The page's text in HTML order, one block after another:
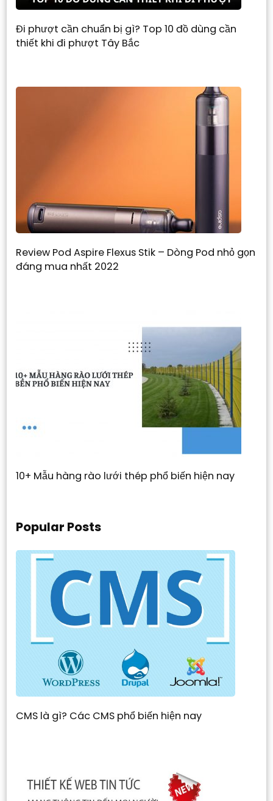
Đi phượt cần chuẩn bị gì? Top 10 đồ dùng cần
thiết khi đi phượt Tây Bắc
Review Pod Aspire Flexus Stik – Dòng Pod nhỏ gọn
đáng mua nhất 2022
10+ Mẫu hàng rào lưới thép phổ biến hiện nay
Popular Posts
CMS là gì? Các CMS phổ biến hiện nay